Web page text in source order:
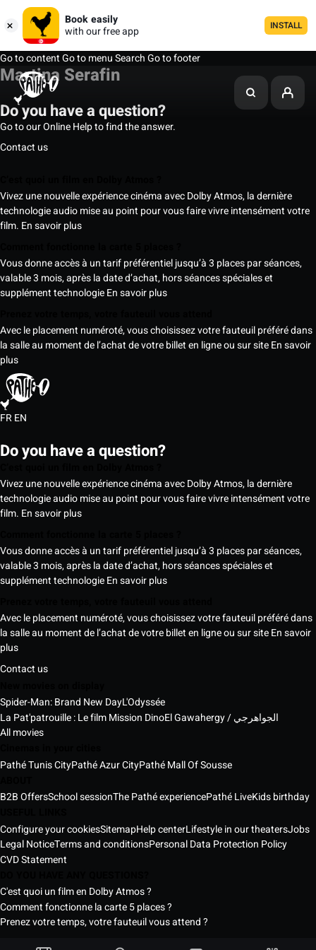
Book easily
with our free app
INSTALL
Go to contentGo to menuSearchGo to footer
Martina Serafin
Do you have a question?
Go to our Online Help to find the answer.
Contact us
Vivez une nouvelle expérience cinéma avec Dolby Atmos, la dernière
technologie audio mise au point pour vous faire vivre intensément votre
film. En savoir plus
Vous donne accès à un tarif préférentiel jusqu’à 3 places par séances,
valable 3 mois, après la date d’achat, hors séances spéciales et
supplément technologieEn savoir plus
Avec le placement numéroté, vous choisissez votre fauteuil préféré dans
la salle au moment de l’achat de votre billet en ligne ou sur siteEn savoir
plus
FREN
Do you have a question?
Vivez une nouvelle expérience cinéma avec Dolby Atmos, la dernière
technologie audio mise au point pour vous faire vivre intensément votre
film. En savoir plus
Vous donne accès à un tarif préférentiel jusqu’à 3 places par séances,
valable 3 mois, après la date d’achat, hors séances spéciales et
supplément technologieEn savoir plus
Avec le placement numéroté, vous choisissez votre fauteuil préféré dans
la salle au moment de l’achat de votre billet en ligne ou sur siteEn savoir
plus
Contact us
Spider-Man: Brand New DayL'Odyssée
La Pat'patrouille : Le film Mission Dino
El Gawahergy / الجواهرجي
All movies
Pathé Tunis CityPathé Azur CityPathé Mall Of Sousse
B2B OffersSchool sessionThe Pathé experiencePathé LiveKids birthday
Configure your cookiesSitemapHelp centerLifestyle in our theatersJobs
Legal NoticeTerms and conditionsPersonal Data Protection Policy
CVD Statement
C'est quoi un film en Dolby Atmos ?
Comment fonctionne la carte 5 places ?
Prenez votre temps, votre fauteuil vous attend ?